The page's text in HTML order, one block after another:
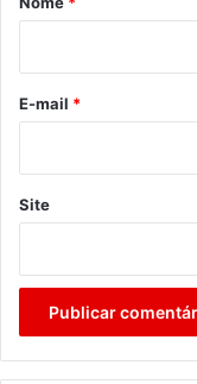
*
E-mail *
Site